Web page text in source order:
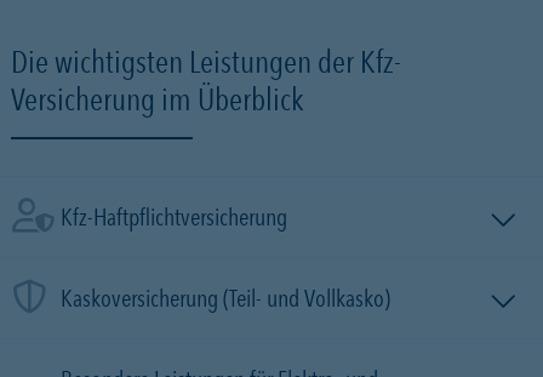
Die wichtigsten Leistungen der Kfz-
Versicherung im Überblick
Kfz-Haftpflichtversicherung
Kaskoversicherung (Teil- und Vollkasko)